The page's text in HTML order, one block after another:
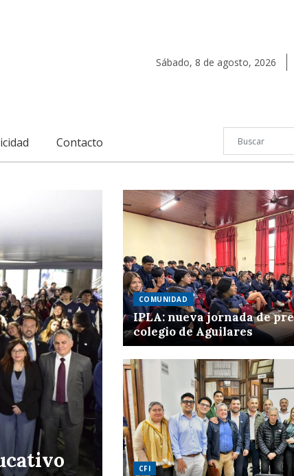
Sábado, 8 de agosto, 2026
Contacto
COMUNIDAD
IPLA: nueva jornada de
colegio de Aguilares
CFI